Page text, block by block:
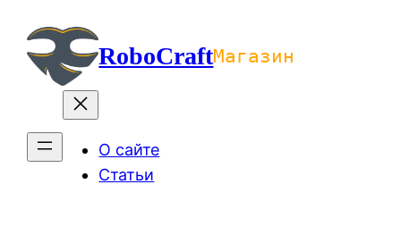
содержимомуRoboCraftМагазин
О сайте
Статьи